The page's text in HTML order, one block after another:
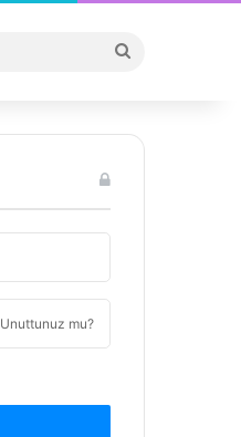
...
Unuttunuz mu?